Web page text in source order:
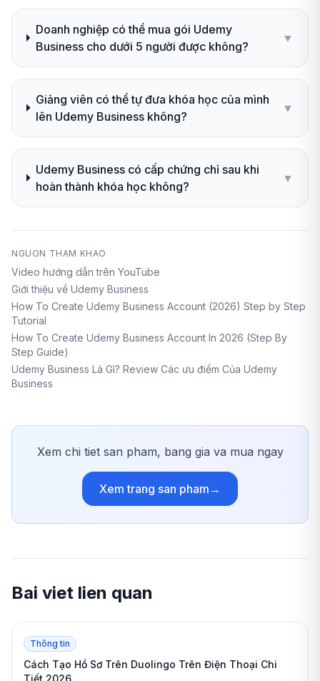
Doanh nghiệp có thể mua gói Udemy
Business cho dưới 5 người được không?
▼
Giảng viên có thể tự đưa khóa học của mình
lên Udemy Business không?
▼
Udemy Business có cấp chứng chỉ sau khi
hoàn thành khóa học không?
▼
NGUON THAM KHAO
Video hướng dẫn trên YouTube
Giới thiệu về Udemy Business
How To Create Udemy Business Account (2026) Step by Step
Tutorial
How To Create Udemy Business Account In 2026 (Step By
Step Guide)
Udemy Business Là Gì? Review Các ưu điểm Của Udemy
Business
Xem chi tiet san pham, bang gia va mua ngay
Xem trang san pham →
Bai viet lien quan
Thông tin
Cách Tạo Hồ Sơ Trên Duolingo Trên Điện Thoại Chi
Tiết 2026